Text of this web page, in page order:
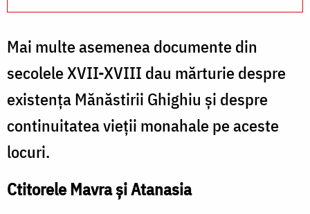
Mai multe asemenea documente din
secolele XVII-XVIII dau mărturie despre
existenţa Mănăstirii Ghighiu şi despre
continuitatea vieţii monahale pe aceste
locuri.
Ctitorele Mavra şi Atanasia